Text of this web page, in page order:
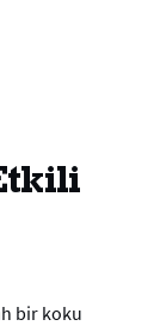
bir koku